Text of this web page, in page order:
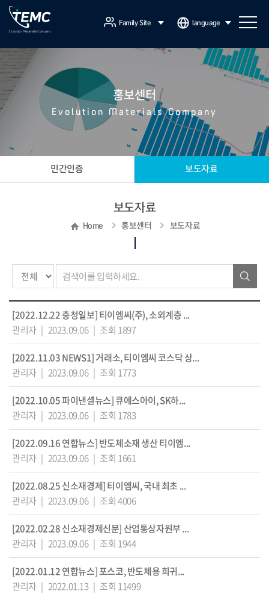
Family Site language
홍보센터
Evolution Materials Company
민간인증 보도자료
보도자료
Home 홍보센터 보도자료
[2022.12.22 충청일보] 티이엠씨(주), 소외계층 ...
관리자 | 2023.09.06 | 조회 1897
[2022.11.03 NEWS1] 거래소, 티이엠씨 코스닥 상...
관리자 | 2023.09.06 | 조회 1773
[2022.10.05 파이낸셜뉴스] 큐에스아이, SK하...
관리자 | 2023.09.06 | 조회 1783
[2022.09.16 연합뉴스] 반도체소재 생산 티이엠...
관리자 | 2023.09.06 | 조회 1661
[2022.08.25 신소재경제] 티이엠씨, 국내 최초 ...
관리자 | 2023.09.06 | 조회 4006
[2022.02.28 신소재경제신문] 산업통상자원부 ...
관리자 | 2023.09.06 | 조회 1944
[2022.01.12 연합뉴스] 포스코, 반도체용 희귀...
관리자 | 2022.01.13 | 조회 11499